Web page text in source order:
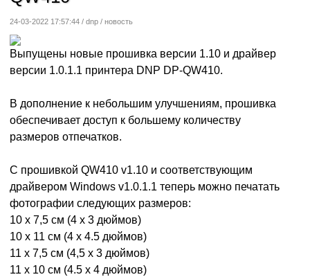
24-03-2022 17:57:44 / dnp / новость
Выпущены новые прошивка версии 1.10 и драйвер
версии 1.0.1.1 принтера DNP DP-QW410.
В дополнение к небольшим улучшениям, прошивка
обеспечивает доступ к большему количеству
размеров отпечатков.
С прошивкой QW410 v1.10 и соответствующим
драйвером Windows v1.0.1.1 теперь можно печатать
фотографии следующих размеров:
10 x 7,5 см (4 x 3 дюймов)
10 x 11 см (4 x 4.5 дюймов)
11 x 7,5 см (4,5 x 3 дюймов)
11 x 10 см (4.5 x 4 дюймов)